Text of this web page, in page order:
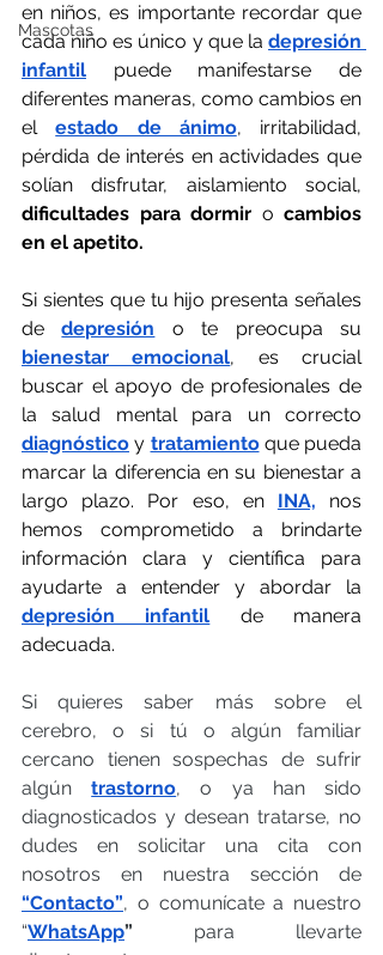
Mascotas
en niños, es importante recordar que
cada niño es único y que la depresión
infantil puede manifestarse de
diferentes maneras, como cambios en
el estado de ánimo, irritabilidad,
pérdida de interés en actividades que
dificultades para dormir o cambios
en el apetito.
Si sientes que tu hijo presenta señales
de depresión o te preocupa su
bienestar emocional, es crucial
buscar el apoyo de profesionales de
diagnóstico y tratamiento que pueda
marcar la diferencia en su bienestar a
largo plazo. Por eso, en INA, nos
hemos comprometido a brindarte
información clara y científica para
depresión infantil
de manera
adecuada.
Si quieres saber más sobre el
cerebro, o si tú o algún familiar
cercano tienen sospechas de sufrir
algún
trastorno, o ya han sido
diagnosticados y desean tratarse, no
dudes en solicitar una cita con
nosotros en nuestra sección de
“Contacto”, o comunícate a nuestro
“WhatsApp” para llevarte